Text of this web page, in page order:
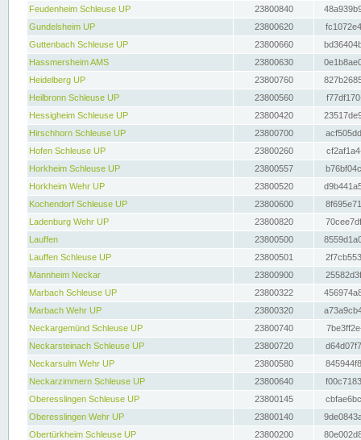
Feudenheim Schleuse UP
23800840
Gundelsheim UP
23800620
Guttenbach Schleuse UP
23800660
Hassmersheim AMS
23800630
Heidelberg UP
23800760
Heilbronn Schleuse UP
23800560
Hessigheim Schleuse UP
23800420
Hirschhorn Schleuse UP
23800700
Hofen Schleuse UP
23800260
Horkheim Schleuse UP
23800557
Horkheim Wehr UP
23800520
Kochendorf Schleuse UP
23800600
Ladenburg Wehr UP
23800820
Lauffen
23800500
Lauffen Schleuse UP
23800501
Mannheim Neckar
23800900
Marbach Schleuse UP
23800322
Marbach Wehr UP
23800320
Neckargemünd Schleuse UP
23800740
Neckarsteinach Schleuse UP
23800720
Neckarsulm Wehr UP
23800580
Neckarzimmern Schleuse UP
23800640
Oberesslingen Schleuse UP
23800145
Oberesslingen Wehr UP
23800140
Obertürkheim Schleuse UP
23800200